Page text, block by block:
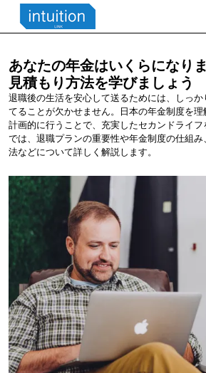
あなたの年金はいくらになり
見積もり方法を学びましょう
退職後の生活を安心して送るためには、しっ
てることが欠かせません。日本の年金制度を
計画的に行うことで、充実したセカンドライ
では、退職プランの重要性や年金制度の仕組
法などについて詳しく解説します。